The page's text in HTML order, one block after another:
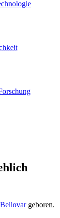
Bellovargeboren.